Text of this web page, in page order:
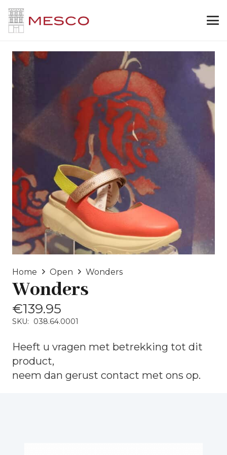
Home Open Wonders
Wonders
€139.95
SKU: 038.64.0001
Heeft u vragen met betrekking tot dit
product,
neem dan gerust contact met ons op.